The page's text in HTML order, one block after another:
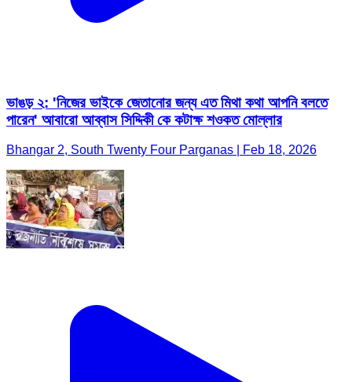
ভাঙড় ২: 'নিজের ভাইকে জেতানোর জন্য এত মিথা কথা আপনি বলতে
পারেন' আবারো আব্বাস সিদ্দিকী কে কটাক্ষ শওকত মোল্লার
Bhangar 2, South Twenty Four Parganas | Feb 18, 2026